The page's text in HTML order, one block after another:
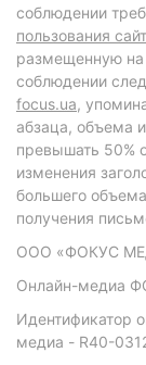
соблюдении
пользования
размещенную на
соблюдении
focus.ua,
абзаца, объема
превышать 50%
изменения
большего
получения
ООО «ФОКУС
Онлайн-медиа
Идентификатор
медиа - R40-